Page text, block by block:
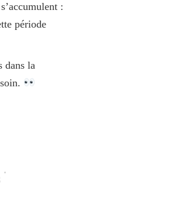
:
période
dans la